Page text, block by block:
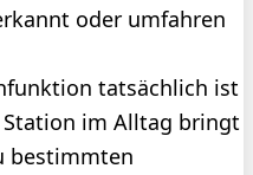
oder umfahren
tatsächlich ist
im Alltag bringt
bestimmten